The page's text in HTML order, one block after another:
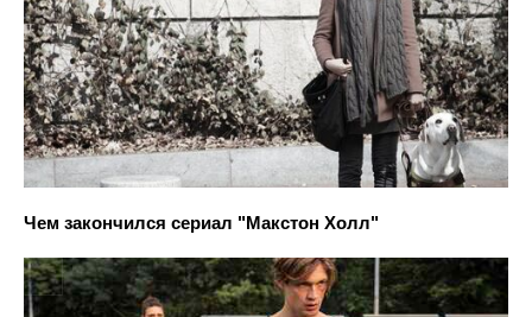
Чем закончился сериал "Макстон Холл"